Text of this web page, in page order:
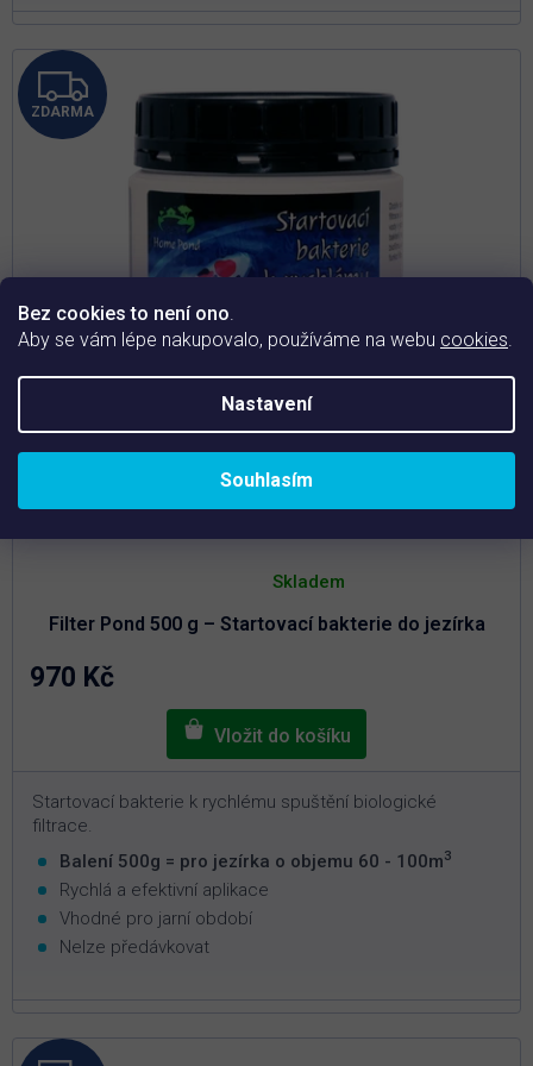
Bez cookies to není ono.
Aby se vám lépe nakupovalo, používáme na webu cookies.
Nastavení
Souhlasím
Z
D
M
A
ZDARMA
Filter Pond 500 g – Startovací bakterie do jezírka
hodnocení
je
5,0
Skladem
970 Kč
Startovací bakterie k rychlému spuštění biologické
filtrace.
Balení 500g = pro jezírka o objemu 60 - 100m3
Rychlá a efektivní aplikace
Vhodné pro jarní období
Nelze předávkovat